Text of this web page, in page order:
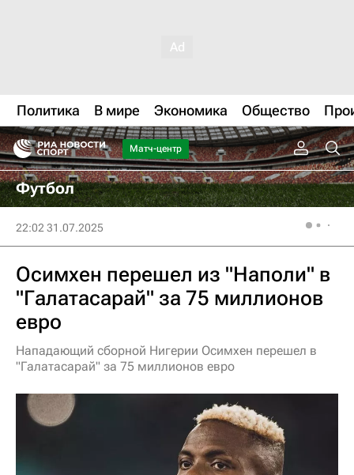
Политика В мире Экономика Общество
Матч-центр
Футбол
22:02 31.07.2025
Осимхен перешел из "Наполи" в
"Галатасарай" за 75 миллионов
евро
Нападающий сборной Нигерии Осимхен перешел в
"Галатасарай" за 75 миллионов евро